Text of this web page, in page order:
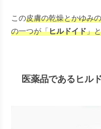
この皮膚の乾燥とかゆみ
の一つが「ヒルドイド」
医薬品であるヒル